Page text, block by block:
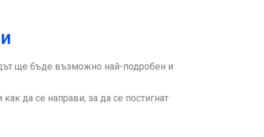
ще бъде възможно най-подробен и
да се направи, за да се постигнат